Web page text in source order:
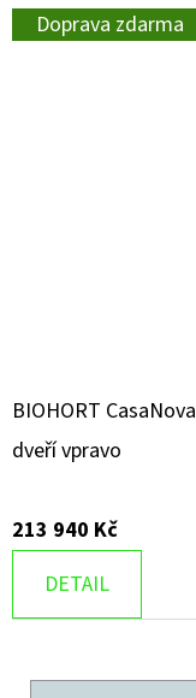
Doprava zdarma
BIOHORT
dveří vpravo
213 940 Kč
DETAIL